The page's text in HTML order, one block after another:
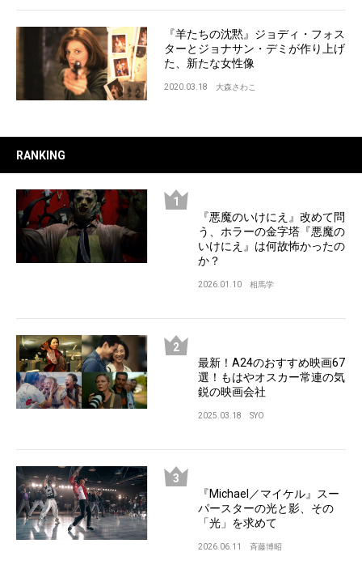
『羊たちの沈黙』ジョディ・フォス
ターとジョナサン・デミが作り上げ
た、新たな女性像
2020.03.18 大森さわこ
RANKING
『悪魔のいけにえ』改めて問
う、ホラーの金字塔『悪魔の
いけにえ』は何故怖かったの
か？
2026.01.10 相馬学
最新！A24のおすすめ映画67
選！もはやオスカー常連の気
鋭の映画会社
2025.03.18 SYO
『Michael／マイケル』スー
パースターの光と影、その
「光」を求めて
2026.06.11 斉藤博昭